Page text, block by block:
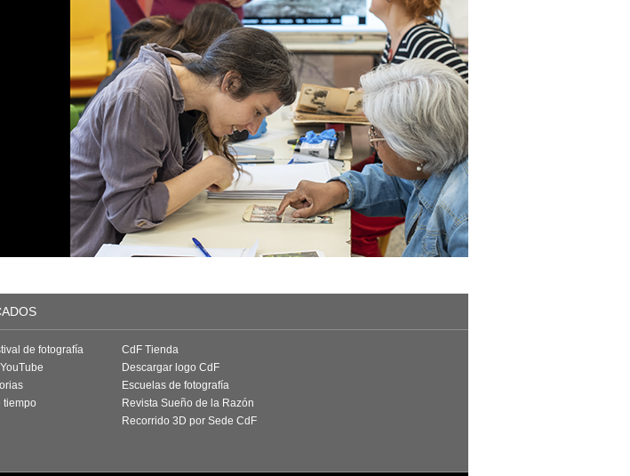
de fotografía
tiempo
CdF Tienda
Descargar logo CdF
Escuelas de fotografía
Revista Sueño de la Razón
Recorrido 3D por Sede CdF